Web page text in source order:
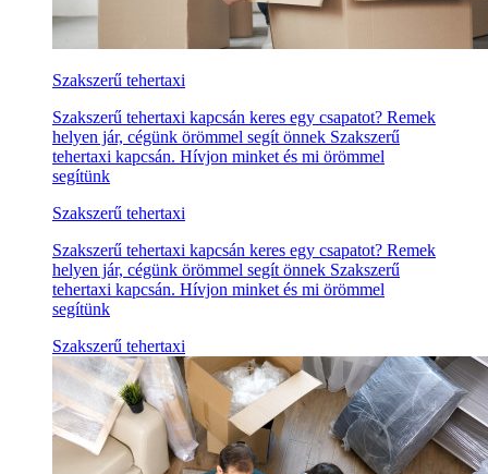
Szakszerű tehertaxi
Szakszerű tehertaxi kapcsán keres egy csapatot? Remek
helyen jár, cégünk örömmel segít önnek Szakszerű
tehertaxi kapcsán. Hívjon minket és mi örömmel
segítünk
Szakszerű tehertaxi
Szakszerű tehertaxi kapcsán keres egy csapatot? Remek
helyen jár, cégünk örömmel segít önnek Szakszerű
tehertaxi kapcsán. Hívjon minket és mi örömmel
segítünk
Szakszerű tehertaxi